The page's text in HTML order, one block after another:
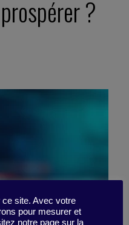
?
site. Avec votre
pour mesurer et
notre page sur la